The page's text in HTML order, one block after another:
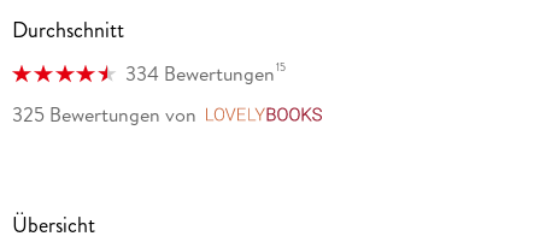
Februar 2021
Ruth Ware erweist sich abermals als grandiose Erzählerin, die
ihre Leser in den Bann zieht und geschickt auf falsche
überraschendem Ende. Gong
Durchschnitt
334 Bewertungen15
325 Bewertungen von
Übersicht